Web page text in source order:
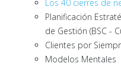
Los 40 cierres de
Planificación
de Gestión (BSC -
Clientes por
Modelos Mentales